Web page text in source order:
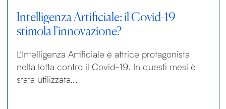
Intelligenza Artificiale: il Covid-19
stimola l'innovazione?
L’Intelligenza Artificiale è attrice protagonista
nella lotta contro il Covid-19. In questi mesi è
stata utilizzata...